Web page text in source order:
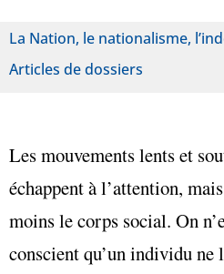
La Nation, le nationalisme,
Articles de dossiers
Les mouvements lents et
échappent à l’attention,
moins le corps social. On
conscient qu’un individu ne